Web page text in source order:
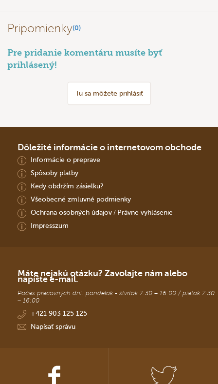
Pripomienky(0)
Pre pridanie komentáru musíte byť
prihlásený!
Tu sa môžete prihlásiť
Dôležité informácie o internetovom obchode
Informácie o preprave
Spôsoby platby
Kedy obdržím zásielku?
Všeobecné zmluvné podmienky
Ochrana osobných údajov/ Právne vyhlásenie
Impresszum
Máte nejakú otázku? Zavolajte nám alebo
napíšte e-mail.
Počas pracovných dní: pondelok - štvrtok 7:30 – 16:00 / piatok 7:30
– 16:00
+421 903 125 125
Napísať správu